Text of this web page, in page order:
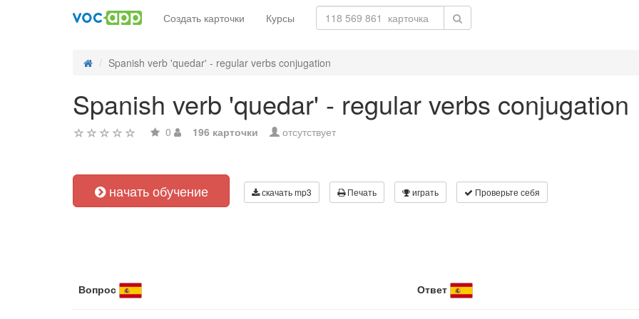
Создать карточки Курсы
Spanish verb 'quedar' - regular verbs conjugation
Spanish verb 'quedar' - regular verbs conjugation
0 196 карточки отсутствует
начать обучение скачать mp3 Печать играть Проверьте себя
Вопрос Ответ